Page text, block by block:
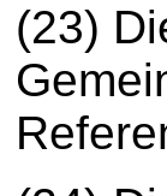
(23)